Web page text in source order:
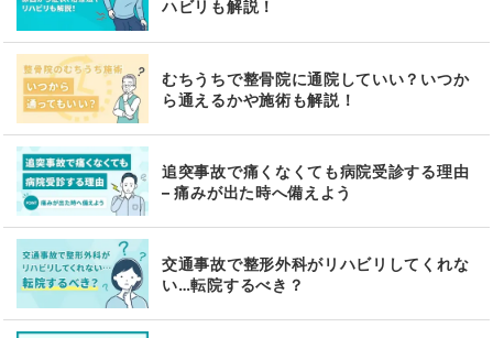
ハビリも解説！
むちうちで整骨院に通院していい？いつか
ら通えるかや施術も解説！
追突事故で痛くなくても病院受診する理由
– 痛みが出た時へ備えよう
交通事故で整形外科がリハビリしてくれな
い…転院するべき？